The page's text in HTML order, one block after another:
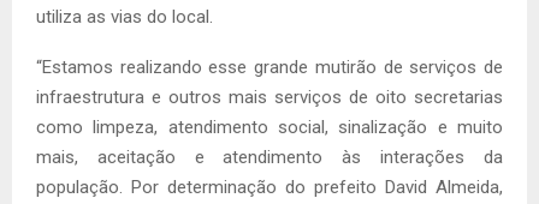
utiliza as vias do local.
“Estamos realizando esse grande mutirão de serviços de
infraestrutura e outros mais serviços de oito secretarias
como limpeza, atendimento social, sinalização e muito
mais, aceitação e atendimento às interações da
população. Por determinação do prefeito David Almeida,